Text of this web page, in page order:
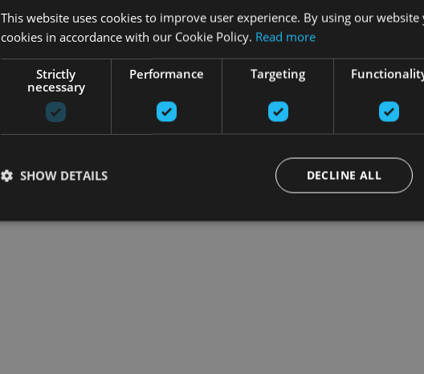
This website uses cookies to improve user experience. By using our
cookies in accordance with our Cookie Policy. Read more
Strictly
necessary
Performance Targeting
DECLINE ALL
SHOW DETAILS